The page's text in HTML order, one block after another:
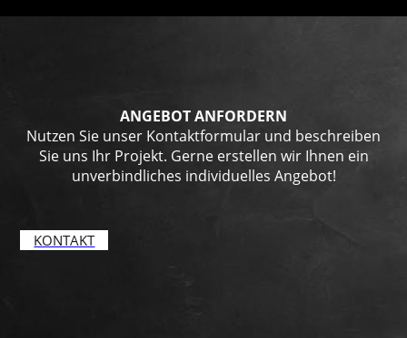
ANGEBOT ANFORDERN
Nutzen Sie unser Kontaktformular und beschreiben
Sie uns Ihr Projekt. Gerne erstellen wir Ihnen ein
unverbindliches individuelles Angebot!
KONTAKT